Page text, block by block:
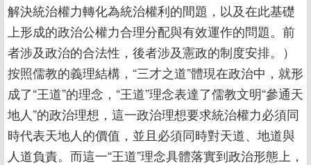
解決統治權力轉化為統治權利的間題，以及在此基礎
上形成的政治公權力合理分配與有效運作的問題。前
者涉及政治的合法性，後者涉及憲政的制度安排。）
按照儒教的義理結構，“三才之道”體現在政治中，就形
成了“王道”的理念，“王道”理念表達了儒教文明“參通天
地人”的政治理想，這一政治理想要求統治權力必須同
時代表天地人的價值，並且必須同時對天道、地道與
人道負責。而這一“王道”理念具體落實到政治形態上，